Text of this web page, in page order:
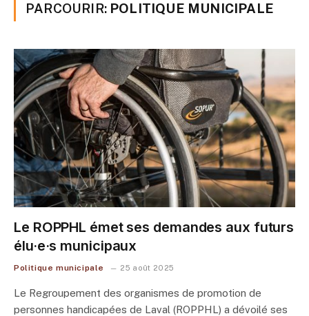
PARCOURIR: POLITIQUE MUNICIPALE
Le ROPPHL émet ses demandes aux futurs
élu·e·s municipaux
Politique municipale 25 août 2025
Le Regroupement des organismes de promotion de
personnes handicapées de Laval (ROPPHL) a dévoilé ses